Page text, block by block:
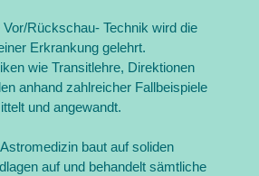
Rückschau- Technik wird die
Erkrankung gelehrt.
wie Transitlehre, Direktionen
anhand zahlreicher Fallbeispiele
und angewandt.
baut auf soliden
auf und behandelt sämtliche